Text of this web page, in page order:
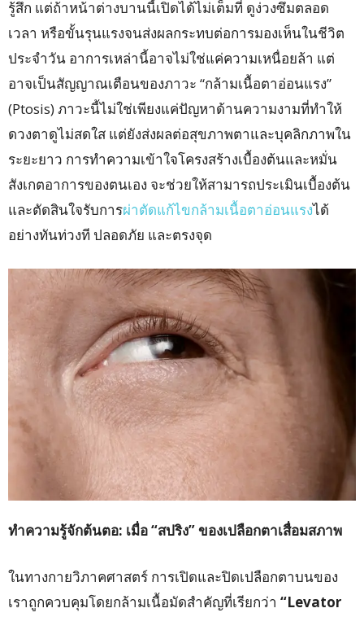
รู้สึก แต่ถ้าหน้าต่างบานนี้เปิดได้ไม่เต็มที่ ดูง่วงซึมตลอด
เวลา หรือขั้นรุนแรงจนส่งผลกระทบต่อการมองเห็นในชีวิต
ประจำวัน อาการเหล่านี้อาจไม่ใช่แค่ความเหนื่อยล้า แต่
อาจเป็นสัญญาณเตือนของภาวะ “กล้ามเนื้อตาอ่อนแรง”
(Ptosis) ภาวะนี้ไม่ใช่เพียงแค่ปัญหาด้านความงามที่ทำให้
ดวงตาดูไม่สดใส แต่ยังส่งผลต่อสุขภาพตาและบุคลิกภาพใน
ระยะยาว การทำความเข้าใจโครงสร้างเบื้องต้นและหมั่น
สังเกตอาการของตนเอง จะช่วยให้สามารถประเมินเบื้องต้น
และตัดสินใจรับการผ่าตัดแก้ไขกล้ามเนื้อตาอ่อนแรงได้
อย่างทันท่วงที ปลอดภัย และตรงจุด
ทำความรู้จักต้นตอ: เมื่อ “สปริง”ของเปลือกตาเสื่อมสภาพ
ในทางกายวิภาคศาสตร์ การเปิดและปิดเปลือกตาบนของ
เราถูกควบคุมโดยกล้ามเนื้อมัดสำคัญที่เรียกว่า “Levator